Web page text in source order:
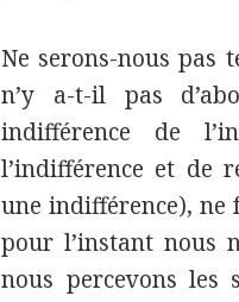
Ne serons-nous pas
n’y a-t-il pas
indifférence de
l’indifférence et de
une indifférence), ne
pour l’instant nous
nous percevons les